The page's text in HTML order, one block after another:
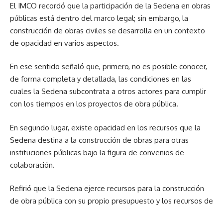
El IMCO recordó que la participación de la Sedena en obras
públicas está dentro del marco legal; sin embargo, la
construcción de obras civiles se desarrolla en un contexto
de opacidad en varios aspectos.
En ese sentido señaló que, primero, no es posible conocer,
de forma completa y detallada, las condiciones en las
cuales la Sedena subcontrata a otros actores para cumplir
con los tiempos en los proyectos de obra pública.
En segundo lugar, existe opacidad en los recursos que la
Sedena destina a la construcción de obras para otras
instituciones públicas bajo la figura de convenios de
colaboración.
Refirió que la Sedena ejerce recursos para la construcción
de obra pública con su propio presupuesto y los recursos de